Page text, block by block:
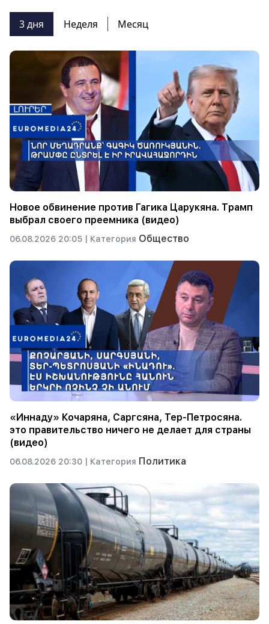
3 дня Неделя Месяц
Новое обвинение против Гагика Царукяна. Трамп
выбрал своего преемника (видео)
06.08.2026 20:05 | Категория Общество
«Иннаду» Кочаряна, Саргсяна, Тер-Петросяна.
это правительство ничего не делает для страны
(видео)
06.08.2026 20:30 | Категория Политика